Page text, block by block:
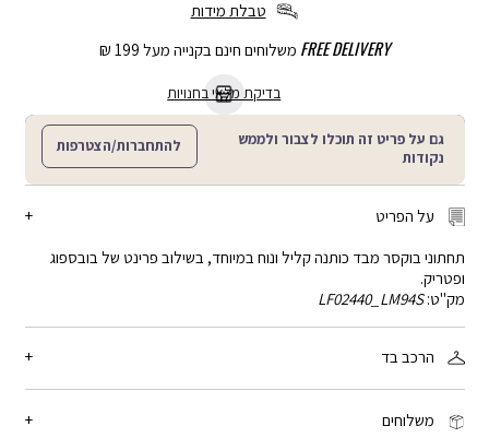
טבלת מידות
FREE DELIVERY משלוחים חינם בקנייה מעל 199 ₪
בדיקת מלאי בחנויות
גם על פריט זה תוכלו לצבור ולממש
נקודות
להתחברות/הצטרפות
על הפריט
הרכב בד
משלוחים
תחתוני בוקסר מבד כותנה קליל ונוח במיוחד, בשילוב פרינט של בובספוג
ופטריק.
מק"ט: LF02440_LM94S